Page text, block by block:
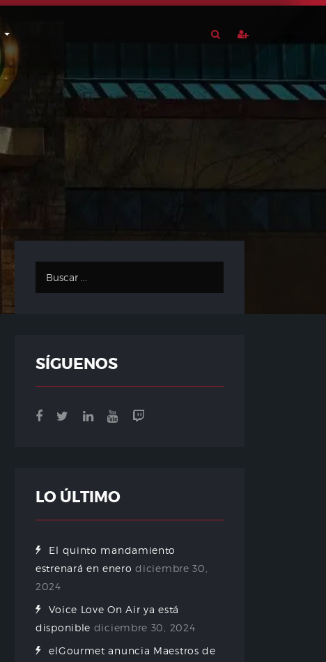
SÍGUENOS
LO ÚLTIMO
El quinto mandamiento
estrenará en enero diciembre 30,
2024
Voice Love On Air ya está
disponible diciembre 30, 2024
elGourmet anuncia Maestros de